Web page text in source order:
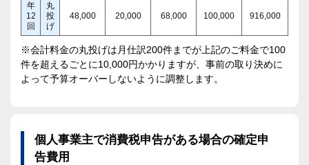
年
12
回
丸
投
げ
48,000 20,000 68,000 100,000 916,000
※会計料金の丸投げは月仕訳200件までが上記のご料金で100
件を超えるごとに10,000円かかりますが、事前の取り決めに
よって予算オーバーしないように調整します。
個人事業主で消費税申告がある場合の確定申
告費用